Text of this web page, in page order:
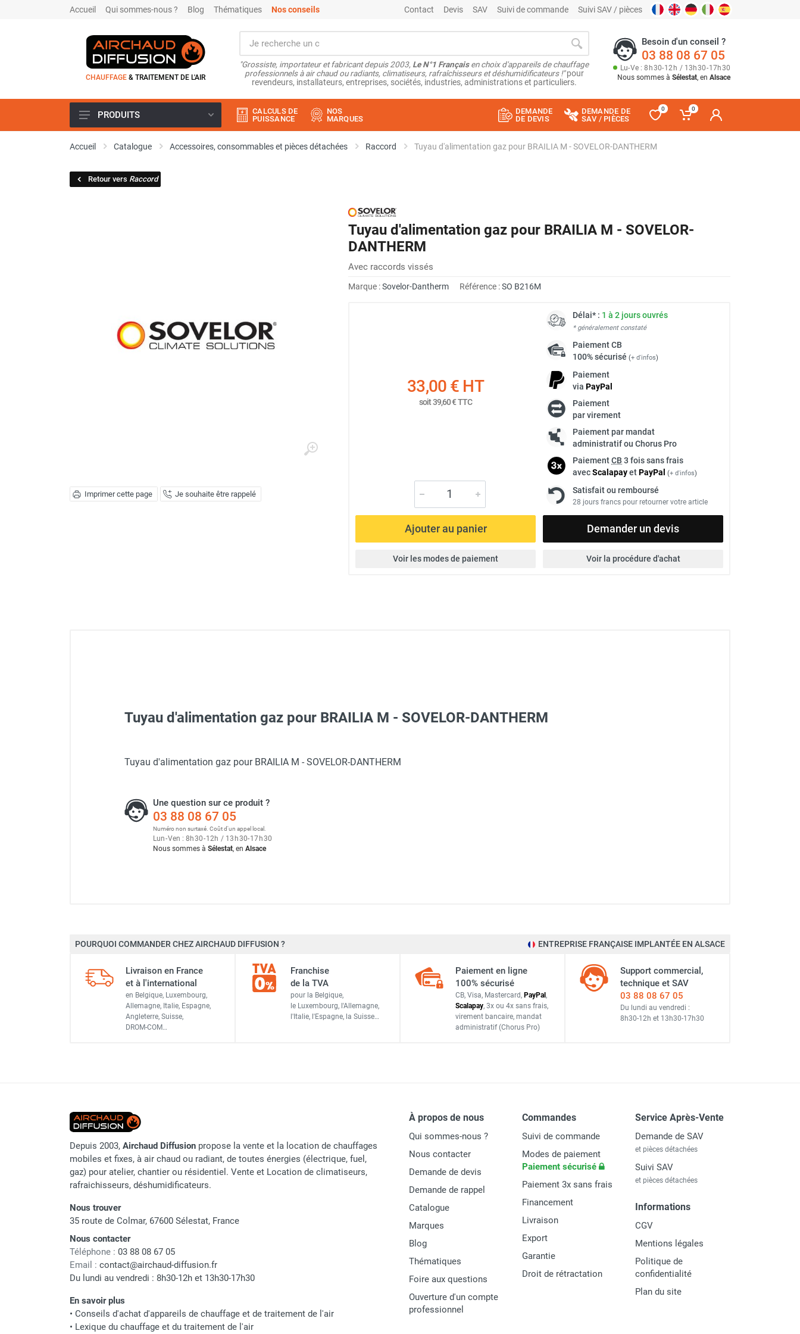
Accueil Qui sommes-nous ? Blog Thématiques Nos conseils Contact Devis SAV Suivi de commande Suivi SAV / pièces
CHAUFFAGE & TRAITEMENT DE L'AIR
"Grossiste, importateur et fabricant depuis 2003, Le N°1 Françaisen choix d'appareils de chauffage
professionnels à air chaud ou radiants, climatiseurs, rafraîchisseurs et déshumidificateurs !"pour
revendeurs, installateurs, entreprises, sociétés, industries, administrations et particuliers.
Besoin d'un conseil ?
03 88 08 67 05
Lu-Ve : 8h30-12h / 13h30-17h30
Nous sommes à Sélestat, en Alsace
Climatiseur
Climatiseur mobile résidentiel et
Ventilateur / extracteur d'air mobile
Brasseur d'air
Ventilateur fixe
Extracteur d'air mural centrifuge
Déshumidificateur fixe
Déshumidificateur de maison et de
Neutraliseur d'odeur
Sèche-main et sèche-cheveux
Distributeur de savon
Chauffage au fioul à raccorder sur
Aérotherme au fioul
Chauffage polycombustible / huile
Chauffage d'atelier fixe avec brûleur
Chauffage d'atelier suspendu
Chauffage d'atelier granulés / bois /
carton
Aérotherme fixe mural
Aérotherme électrique
Aérotherme au gaz
Aérotherme au fioul
Aérotherme pompe à chaleur
(détente directe)
Chauffage mobile électrique, fioul et
gaz
Chauffage mobile électrique
Chauffage électrique soufflant
Chauffage haute température pour
étuvage industriel ou destruction
PRODUITS
CALCULS DE
PUISSANCE
NOS
MARQUES
DEMANDE
DE DEVIS
DEMANDE DE
SAV / PIÈCES
0 0
Accueil Catalogue Accessoires, consommables et pièces détachées Raccord Tuyau d'alimentation gaz pour BRAILIA M - SOVELOR-DANTHERM
Retour vers Raccord
Imprimer cette page Je souhaite être rappelé
Tuyau d'alimentation gaz pour BRAILIA M - SOVELOR-
DANTHERM
Avec raccords vissés
Marque :Sovelor-Dantherm Référence :SO B216M
33,00 € HT
soit39,60 €TTC
Délai* : 1 à 2 jours ouvrés
* généralement constaté
PaiementCB
100% sécurisé (+ d'infos)
Paiement
via PayPal
Paiement
par virement
Paiement par mandat
administratif ou Chorus Pro
PaiementCB 3 fois sans frais
avecScalapayetPayPal (+ d'infos)
Satisfait ou remboursé
28 jours francs pour retourner votre article
Ajouter au panier Demander un devis
Voir les modes de paiement Voir la procédure d'achat
Chauffage Parasol au Gaz BRASILIA MI (Inox) - SOVELOR-DANTHERM
Tuyau d'alimentation gaz pour BRAILIA M - SOVELOR-DANTHERM
Tuyau d'alimentation gaz pour BRAILIA M - SOVELOR-DANTHERM
Une question sur ce produit ?
03 88 08 67 05
Numéro non surtaxé. Coût d'un appel local.
Lun-Ven : 8h30-12h / 13h30-17h30
Nous sommes à Sélestat, en Alsace
Marque Sovelor-Dantherm
Référence fournisseur B216M
Classement produit
POURQUOI COMMANDER CHEZ AIRCHAUD DIFFUSION ? ENTREPRISE FRANÇAISE IMPLANTÉE EN ALSACE
Livraison en France
et à l'international
en Belgique, Luxembourg,
Allemagne, Italie, Espagne,
Angleterre, Suisse,
DROM-COM…
Franchise
de la TVA
pour la Belgique,
le Luxembourg, l'Allemagne,
l'Italie, l'Espagne, la Suisse…
Paiement en ligne
100% sécurisé
CB, Visa, Mastercard, PayPal ,
Scalapay, 3x ou 4x sans frais,
virement bancaire, mandat
administratif (Chorus Pro)
Support commercial,
technique et SAV
03 88 08 67 05
Du lundi au vendredi :
8h30-12h et 13h30-17h30
Depuis 2003, Airchaud Diffusion propose la vente et la location de chauffages
mobiles et fixes, à air chaud ou radiant, de toutes énergies (électrique, fuel,
gaz) pour atelier, chantier ou résidentiel. Vente et Location de climatiseurs,
rafraichisseurs, déshumidificateurs.
Nous trouver
35 route de Colmar, 67600 Sélestat, France
Nous contacter
Téléphone : 03 88 08 67 05
Email : contact@airchaud-diffusion.fr
Du lundi au vendredi : 8h30-12h et 13h30-17h30
En savoir plus
• Conseils d'achat d'appareils de chauffage et de traitement de l'air
• Lexique du chauffage et du traitement de l'air
À propos de nous
Qui sommes-nous ?
Nous contacter
Demande de devis
Demande de rappel
Catalogue
Marques
Blog
Thématiques
Foire aux questions
Ouverture d'un compte
professionnel
Commandes
Suivi de commande
Modes de paiement
Paiement sécurisé
Paiement 3x sans frais
Financement
Livraison
Export
Garantie
Droit de rétractation
Service Après-Vente
Demande de SAV
et pièces détachées
Suivi SAV
et pièces détachées
Informations
CGV
Mentions légales
Politique de
confidentialité
Plan du site